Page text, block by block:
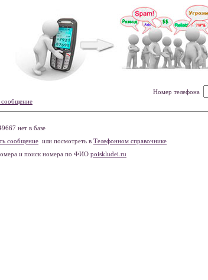
Номер телефона
сообщение
нет в базе
сообщение или посмотреть в Телефонном справочнике
и поиск номера по ФИО poiskludei.ru